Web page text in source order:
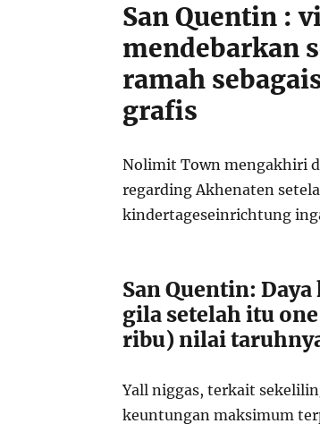
San Quentin :
mendebarkan
ramah
grafis
Nolimit Town mengakhiri
regarding Akhenaten
kindertageseinrichtung
San Quentin:
gila setelah itu
ribu) nilai
Yall niggas, terkait
keuntungan maksimum